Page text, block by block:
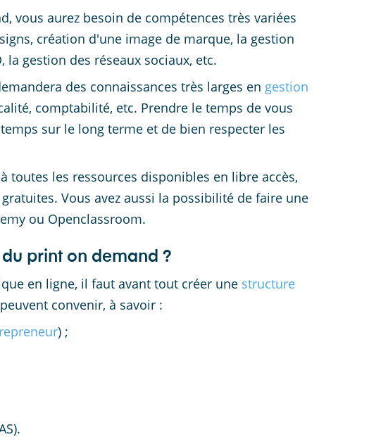
vous aurez besoin de compétences très variées
création d'une image de marque, la gestion
gestion des réseaux sociaux, etc.
des connaissances très larges en gestion
comptabilité, etc. Prendre le temps de vous
sur le long terme et de bien respecter les
toutes les ressources disponibles en libre accès,
Vous avez aussi la possibilité de faire une
ou Openclassroom.
print on demand ?
en ligne, il faut avant tout créer une structure
convenir, à savoir :
) ;